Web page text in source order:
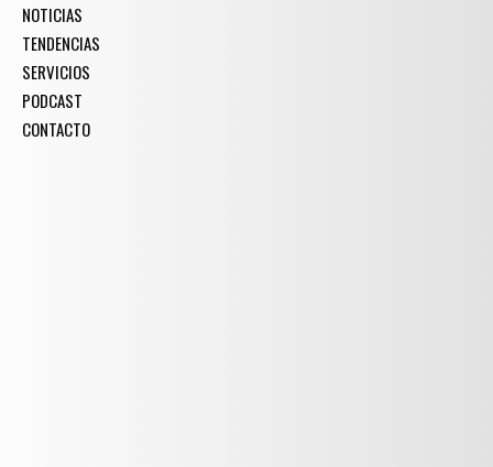
NOTICIAS
TENDENCIAS
SERVICIOS
PODCAST
CONTACTO